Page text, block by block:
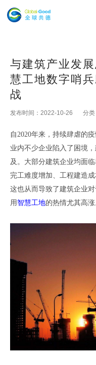
与建筑产业发
慧工地数字哨
战
发布时间：2022-10-26 分类
自2020年来，持续肆虐的
业内不少企业陷入了困境 ，
及 。 大部分建筑企业均面
完工难度增加、工程建造
这也从而导致了建筑企业
用智慧工地的热情尤其高涨